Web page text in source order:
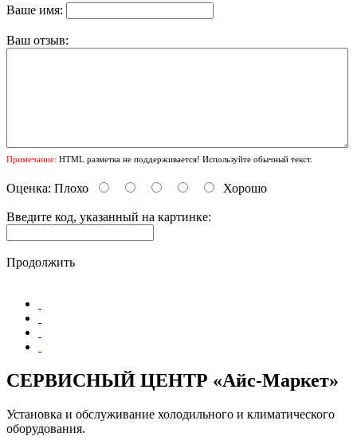
Ваше имя:
Ваш отзыв:
Примечание: HTML разметка не поддерживается! Используйте обычный текст.
Оценка: Плохо Хорошо
Введите код, указанный на картинке:
Продолжить
СЕРВИСНЫЙ ЦЕНТР «Айс-Маркет»
Установка и обслуживание холодильного и климатического
оборудования.